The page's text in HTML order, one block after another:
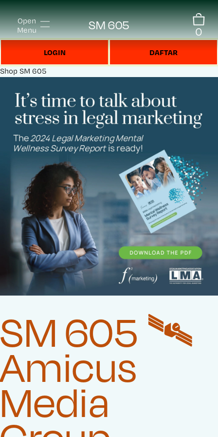
Open
Menu
SM 605 0
LOGIN DAFTAR
Shop SM 605
SM 605 🛰️‍
Amicus
Media